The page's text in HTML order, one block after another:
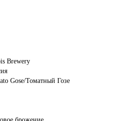
Brewery
Gose/Томатный Гозе